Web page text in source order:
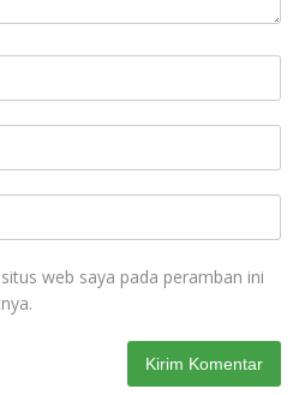
web saya pada peramban ini